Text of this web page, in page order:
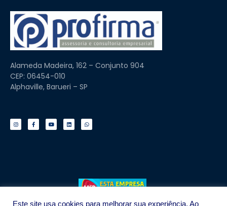
Alameda Madeira, 162 – Conjunto 904
CEP: 06454-010
Alphaville, Barueri – SP
Este site usa cookies para melhorar sua experiência. Ao